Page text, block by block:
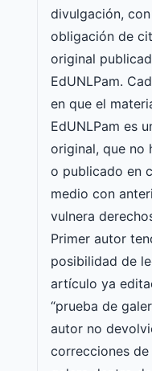
divulgación,
obligación de
original
EdUNLPam.
en que el
EdUNLPam es
original, que no
o publicado en
medio con
vulnera
Primer autor
posibilidad de
artículo ya
“prueba de
autor no
correcciones